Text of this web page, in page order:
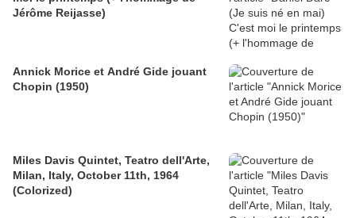
Jérôme Reijasse)
Annick Morice et André Gide jouant
Chopin (1950)
Miles Davis Quintet, Teatro dell'Arte,
Milan, Italy, October 11th, 1964
(Colorized)